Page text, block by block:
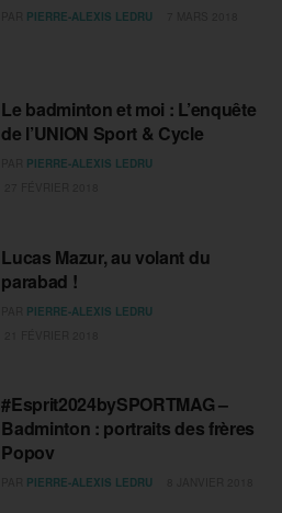
PIERRE-ALEXIS LEDRU
Le badminton et moi : L’enquête
de l’UNION Sport & Cycle
PIERRE-ALEXIS LEDRU
Lucas Mazur, au volant du
parabad !
PIERRE-ALEXIS LEDRU
#Esprit2024bySPORTMAG –
Badminton : portraits des frères
Popov
PIERRE-ALEXIS LEDRU